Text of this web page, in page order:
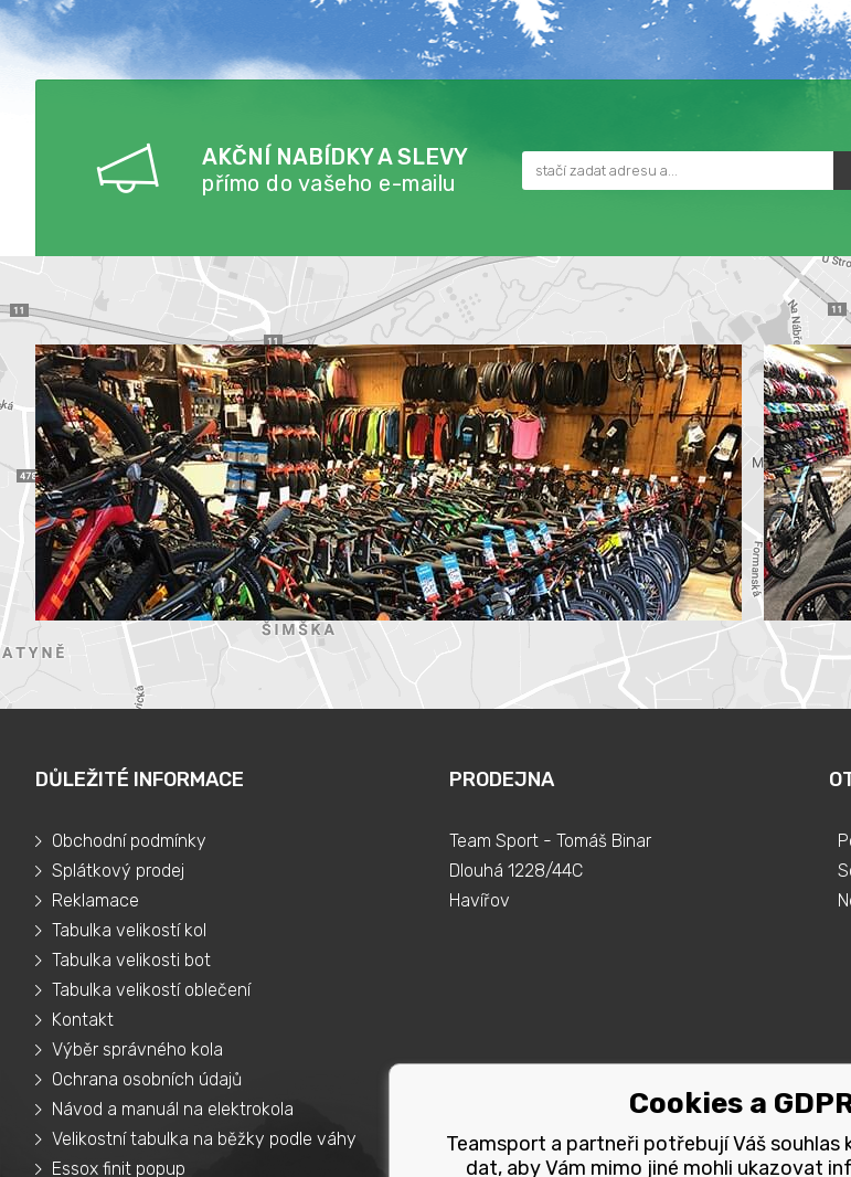
AKČNÍ NABÍDKY A SLEVY
přímo do vašeho e-mailu
DŮLEŽITÉ INFORMACE
Obchodní podmínky
Splátkový prodej
Reklamace
Tabulka velikostí kol
Tabulka velikosti bot
Tabulka velikostí oblečení
Kontakt
Výběr správného kola
Ochrana osobních údajů
Návod a manuál na elektrokola
Velikostní tabulka na běžky podle váhy
Essox finit popup
PRODEJNA
Team Sport - Tomáš Binar
Dlouhá 1228/44C
Havířov
Cookies a
Teamsport a partneři potřebují Váš
dat, aby Vám mimo jiné mohli ukazovat